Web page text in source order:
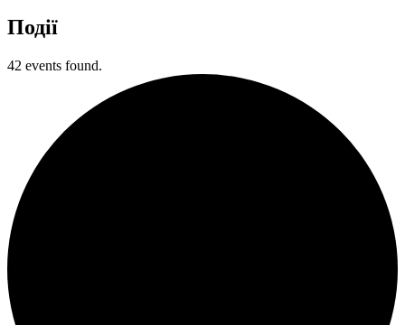
Події
42 events found.